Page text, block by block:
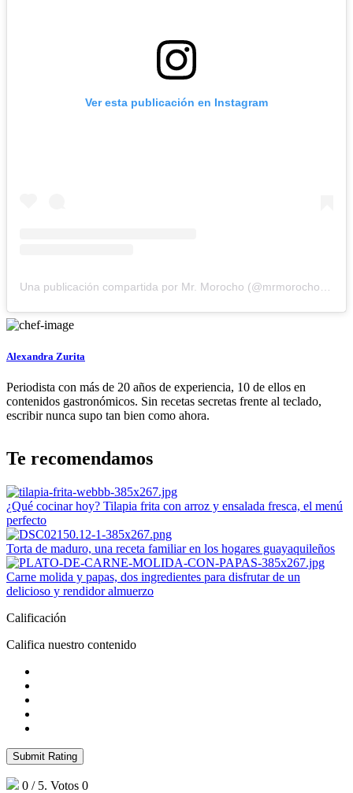
Ver esta publicación en Instagram
Una publicación compartida por Mr. Morocho (@mrmorochoec)
Alexandra Zurita
Periodista con más de 20 años de experiencia, 10 de ellos en
contenidos gastronómicos. Sin recetas secretas frente al teclado,
escribir nunca supo tan bien como ahora.
Te recomendamos
¿Qué cocinar hoy? Tilapia frita con arroz y ensalada fresca, el menú
perfecto
Torta de maduro, una receta familiar en los hogares guayaquileños
Carne molida y papas, dos ingredientes para disfrutar de un
delicioso y rendidor almuerzo
Calificación
Califica nuestro contenido
Submit Rating
0 / 5. Votos 0